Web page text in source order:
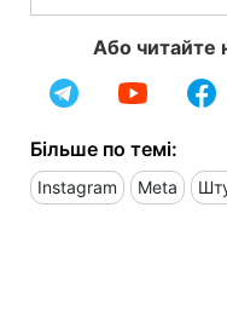
Або читайте
Більше по темі:
Instagram Meta